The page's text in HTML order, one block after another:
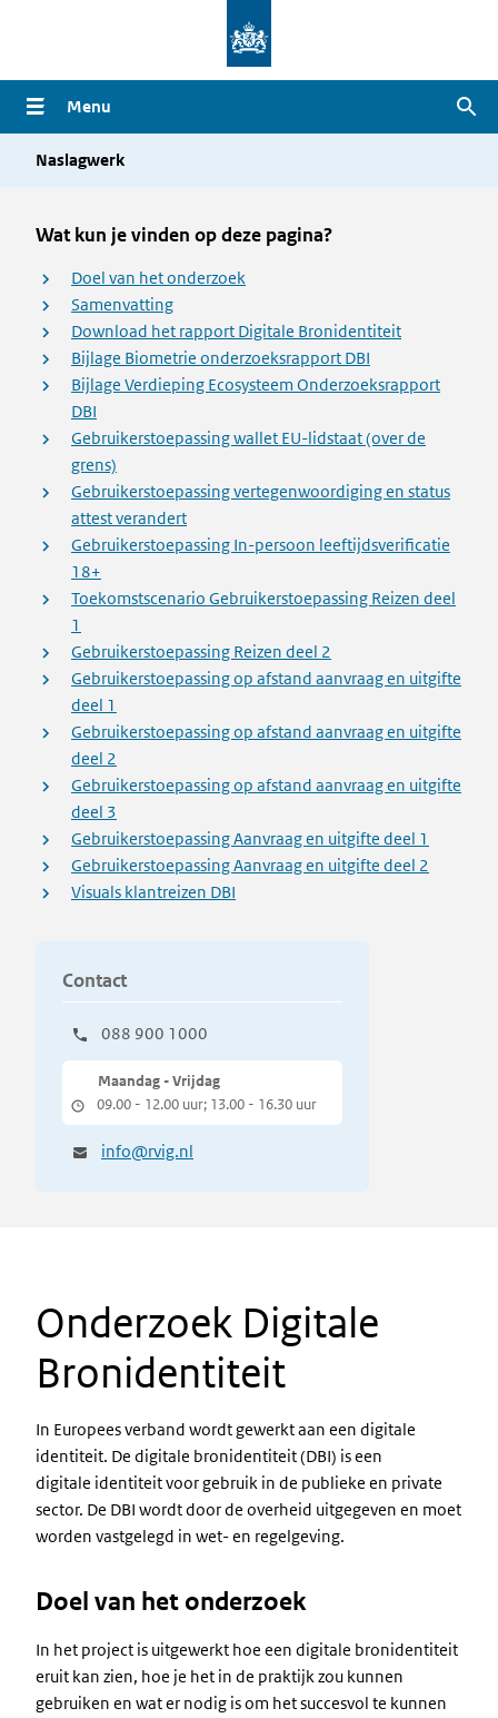
naar
de
inhoud
Menu
Naslagwerk
Wat kun je vinden op deze pagina?
Doel van het onderzoek
Samenvatting
Download het rapport Digitale Bronidentiteit
Bijlage Biometrie onderzoeksrapport DBI
Bijlage Verdieping Ecosysteem Onderzoeksrapport
DBI
Gebruikerstoepassing wallet EU-lidstaat (over de
grens)
Gebruikerstoepassing vertegenwoordiging en status
attest verandert
Gebruikerstoepassing In-persoon leeftijdsverificatie
18+
Toekomstscenario Gebruikerstoepassing Reizen deel
1
Gebruikerstoepassing Reizen deel 2
Gebruikerstoepassing op afstand aanvraag en uitgifte
deel 1
Gebruikerstoepassing op afstand aanvraag en uitgifte
deel 2
Gebruikerstoepassing op afstand aanvraag en uitgifte
deel 3
Gebruikerstoepassing Aanvraag en uitgifte deel 1
Gebruikerstoepassing Aanvraag en uitgifte deel 2
Visuals klantreizen DBI
Contact
088 900 1000
Maandag - Vrijdag
09.00 - 12.00 uur; 13.00 - 16.30 uur
info@rvig.nl
Onderzoek Digitale
Bronidentiteit
In Europees verband wordt gewerkt aan een digitale
identiteit. De digitale bronidentiteit (DBI) is een
digitale identiteit voor gebruik in de publieke en private
sector. De DBI wordt door de overheid uitgegeven en moet
worden vastgelegd in wet- en regelgeving.
Doel van het onderzoek
In het project is uitgewerkt hoe een digitale bronidentiteit
eruit kan zien, hoe je het in de praktijk zou kunnen
gebruiken en wat er nodig is om het succesvol te kunnen